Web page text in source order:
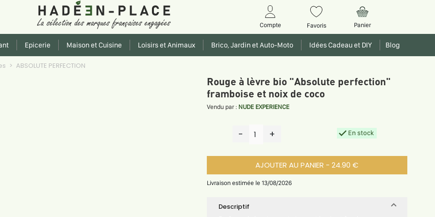
Compte Favoris Panier
Epicerie Maison et Cuisine Loisirs et Animaux Brico, Jardin et Auto-Moto Idées Cadeau et DIY Blog
ABSOLUTE PERFECTION
Rouge à lèvre bio "Absolute perfection"
framboise et noix de coco
Vendu par : NUDE EXPERIENCE
- 1 + En stock
AJOUTER AU PANIER - 24.90 €
Livraison estimée le 13/08/2026
Descriptif